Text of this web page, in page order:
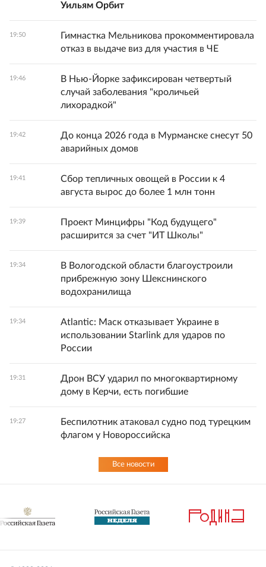
Уильям Орбит
19:50
Гимнастка Мельникова прокомментировала
отказ в выдаче виз для участия в ЧЕ
19:46
В Нью-Йорке зафиксирован четвертый
случай заболевания "кроличьей
лихорадкой"
19:42
До конца 2026 года в Мурманске снесут 50
аварийных домов
19:41
Сбор тепличных овощей в России к 4
августа вырос до более 1 млн тонн
19:39
Проект Минцифры "Код будущего"
расширится за счет "ИТ Школы"
19:34
В Вологодской области благоустроили
прибрежную зону Шекснинского
водохранилища
19:34
Atlantic: Маск отказывает Украине в
использовании Starlink для ударов по
России
19:31
Дрон ВСУ ударил по многоквартирному
дому в Керчи, есть погибшие
19:27
Беспилотник атаковал судно под турецким
флагом у Новороссийска
Все новости